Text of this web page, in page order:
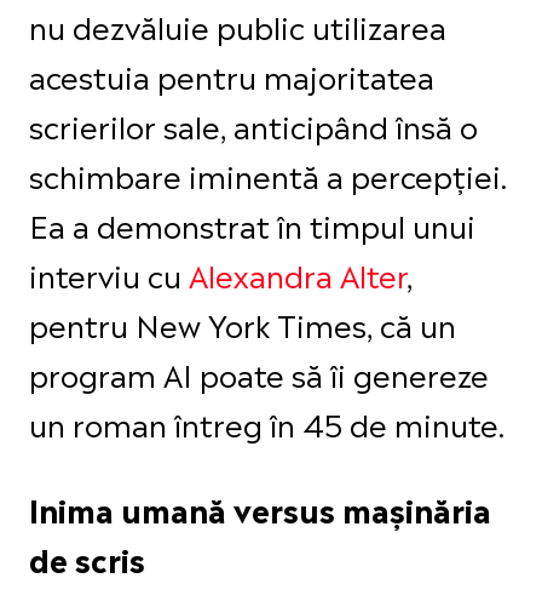
nu dezvăluie public utilizarea
acestuia pentru majoritatea
scrierilor sale, anticipând însă o
schimbare iminentă a percepției.
Ea a demonstrat în timpul unui
interviu cu Alexandra Alter,
pentru New York Times, că un
program AI poate să îi genereze
un roman întreg în 45 de minute.
Inima umană versus mașinăria
de scris